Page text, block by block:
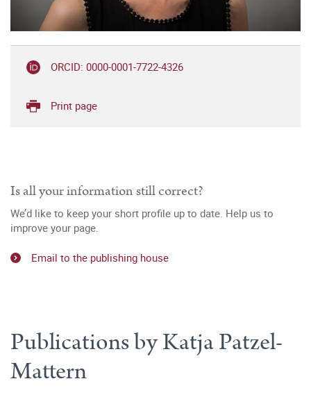
ORCID: 0000-0001-7722-4326
Print page
Is all your information still correct?
We’d like to keep your short profile up to date. Help us to
improve your page.
Email to the publishing house
Publications by Katja Patzel-
Mattern